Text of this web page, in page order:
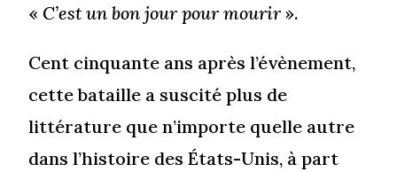
« C’est un bon jour pour mourir».
Cent cinquante ans après l’évènement,
cette bataille a suscité plus de
littérature que n’importe quelle autre
dans l’histoire des États-Unis, à part